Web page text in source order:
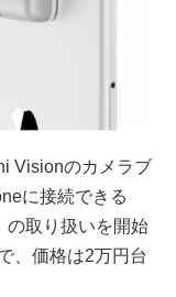
Visionのカメラブ
に接続できる
の取り扱いを開始
、価格は2万円台